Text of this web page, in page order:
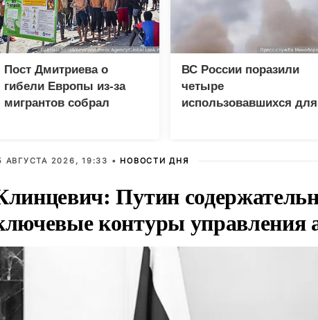
Пост Дмитриева о
гибели Европы из-за
мигрантов собрал
ВС России поразили
четыре
использовавшихся для
АВГУСТА 2026, 19:33 • НОВОСТИ ДНЯ
Путин
контуры управления